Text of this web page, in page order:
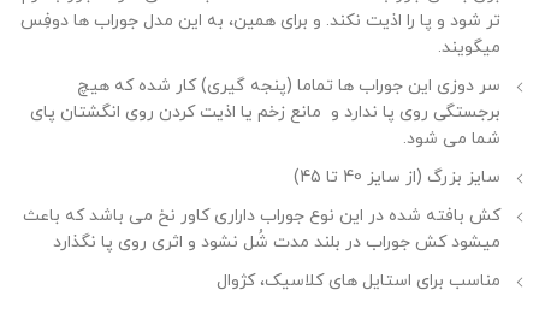
تر شود و پا را اذیت نکند. و برای همین، به این مدل جوراب ها دوفِس
میگویند.
سر دوزی این جوراب ها تماما (پنجه گیری) کار شده که هیچ
برجستگی روی پا ندارد و مانع زخم یا اذیت کردن روی انگشتان پای
شما می شود.
سایز بزرگ (از سایز 40 تا 45)
کش بافته شده در این نوع جوراب داراری کاور نخ می باشد که باعث
میشود کش جوراب در بلند مدت شُل نشود و اثری روی پا نگذارد
مناسب برای استایل های کلاسیک، کژوال